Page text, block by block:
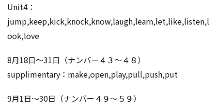
Unit4：
jump,keep,kick,knock,know,laugh,learn,let,like,listen,l
ook,love
8月18日～31日（ナンバー４３～４８）
supplimentary：make,open,play,pull,push,put
9月1日～30日（ナンバー４９～５９）